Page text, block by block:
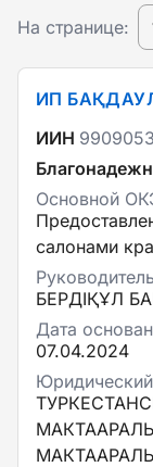
На странице:
ИП
ИИН
Основной
салонами
Руководитель
БЕРДІҚҰЛ
Дата
07.04.2024